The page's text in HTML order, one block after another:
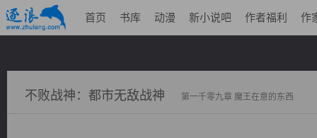
首页 书库 动漫 新小说吧 作者福利 作
不败战神：都市无敌战神 第一千零九章 魔王在意的东西